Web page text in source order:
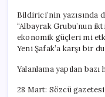
Bildirici’nin yazısında
“Albayrak Grubu’nun
ekonomik güçleri mi
Yeni Şafak’a karşı bir
Yalanlama yapılan bazı
28 Mart: Sözcü